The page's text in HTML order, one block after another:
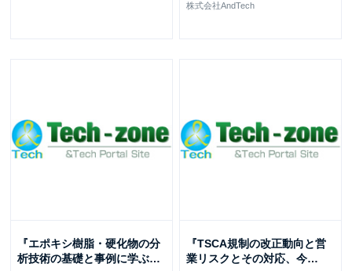
株式会社AndTech
『エポキシ樹脂・硬化物の分
析技術の基礎と事例に学ぶ…
『TSCA規制の改正動向と営
業リスクとその対応、今…